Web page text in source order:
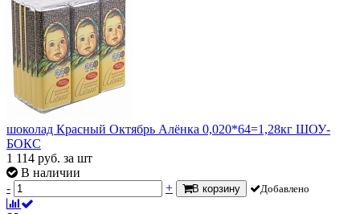
шоколад Красный Октябрь Алёнка 0,020*64=1,28кг ШОУ-
БОКС
1 114 руб. за шт
В наличии
-
+ В корзину Добавлено